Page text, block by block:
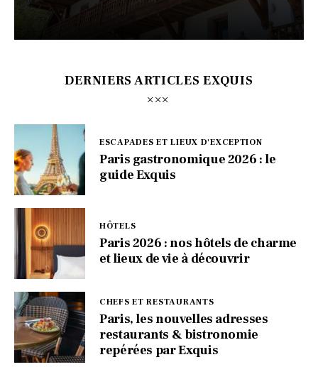
DERNIERS ARTICLES EXQUIS
ESCAPADES ET LIEUX D'EXCEPTION
Paris gastronomique 2026 : le
guide Exquis
HÔTELS
Paris 2026 : nos hôtels de charme
et lieux de vie à découvrir
CHEFS ET RESTAURANTS
Paris, les nouvelles adresses
restaurants & bistronomie
repérées par Exquis